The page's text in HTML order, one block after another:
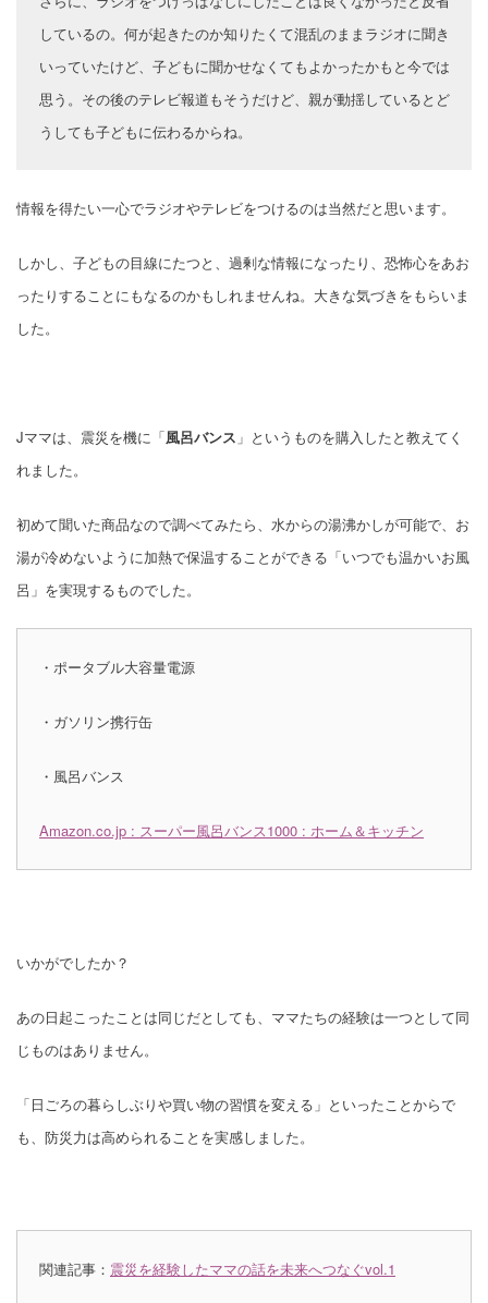
しているの。何が起きたのか知りたくて混乱のままラジオに聞き
いっていたけど、子どもに聞かせなくてもよかったかもと今では
思う。その後のテレビ報道もそうだけど、親が動揺しているとど
うしても子どもに伝わるからね。
情報を得たい一心でラジオやテレビをつけるのは当然だと思います。
しかし、子どもの目線にたつと、過剰な情報になったり、恐怖心をあお
ったりすることにもなるのかもしれませんね。大きな気づきをもらいま
した。
Jママは、震災を機に「風呂バンス 」というものを購入したと教えてく
れました。
初めて聞いた商品なので調べてみたら、水からの湯沸かしが可能で、お
湯が冷めないように加熱で保温することができる「いつでも温かいお風
呂」を実現するものでした。
・ポータブル大容量電源
・ガソリン携行缶
・風呂バンス
Amazon.co.jp : スーパー風呂バンス1000 : ホーム＆キッチン
いかがでしたか？
あの日起こったことは同じだとしても、ママたちの経験は一つとして同
じものはありません。
「日ごろの暮らしぶりや買い物の習慣を変える」といったことからで
も、防災力は高められることを実感しました。
関連記事： 震災を経験したママの話を未来へつなぐvol.1